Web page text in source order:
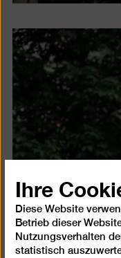
Ihre
Diese Website
Betrieb dieser
Nutzungsverhalten
statistisch